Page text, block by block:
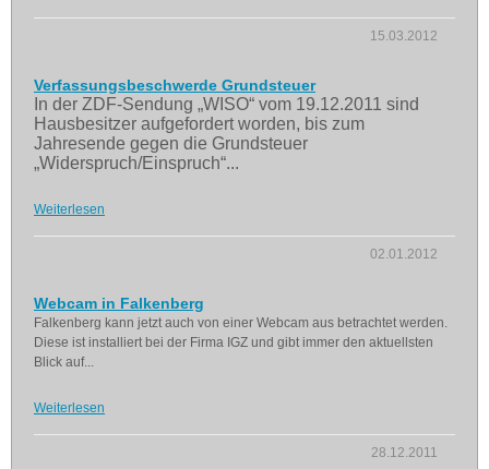
15.03.2012
Verfassungsbeschwerde Grundsteuer
In der ZDF-Sendung „WISO“ vom 19.12.2011 sind
Hausbesitzer aufgefordert worden, bis zum
Jahresende gegen die Grundsteuer
„Widerspruch/Einspruch“...
Weiterlesen
02.01.2012
Webcam in Falkenberg
Falkenberg kann jetzt auch von einer Webcam aus betrachtet werden.
Diese ist installiert bei der Firma IGZ und gibt immer den aktuellsten
Blick auf...
Weiterlesen
28.12.2011